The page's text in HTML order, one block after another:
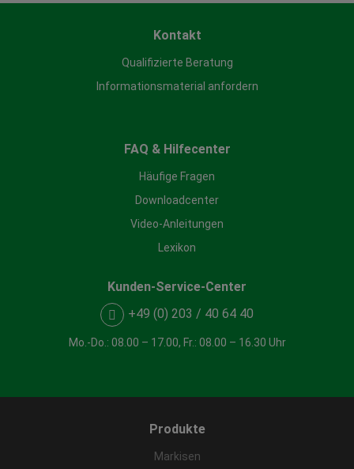
Kontakt
Qualifizierte Beratung
Informationsmaterial anfordern
FAQ & Hilfecenter
Häufige Fragen
Downloadcenter
Video-Anleitungen
Lexikon
Kunden-Service-Center
+49 (0) 203 / 40 64 40
Mo.-Do.: 08.00 – 17.00, Fr.: 08.00 – 16.30 Uhr
Produkte
Markisen